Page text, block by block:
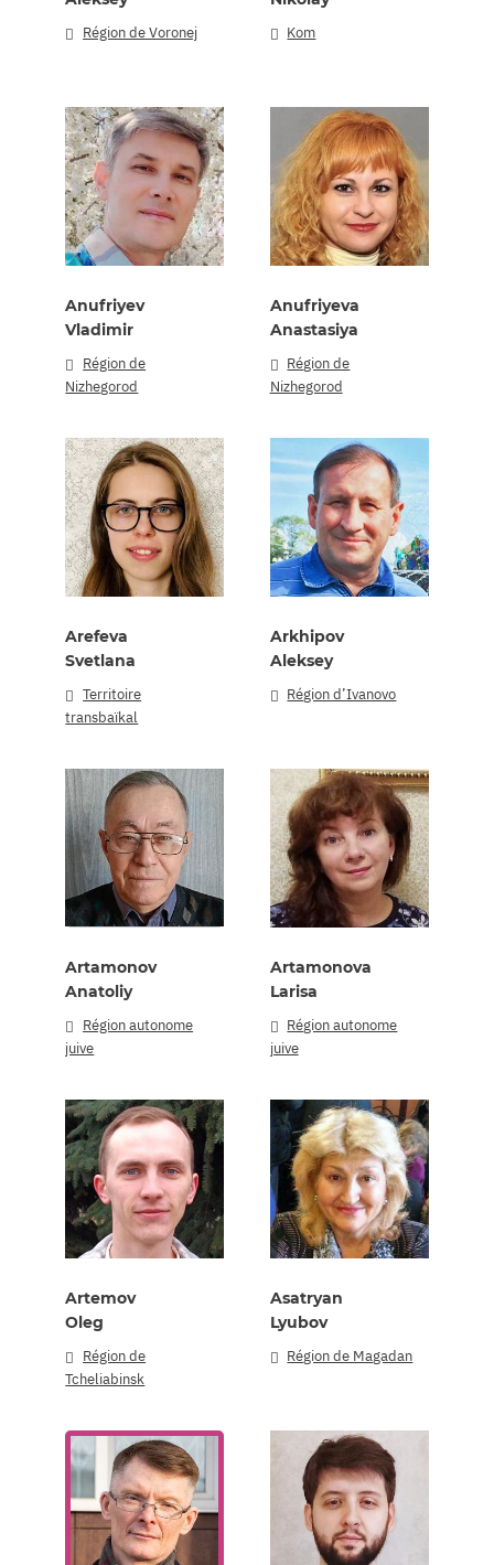
Région de Voronej Kom
Anufriyev
Vladimir
Région de
Nizhegorod
Anufriyeva
Anastasiya
Région de
Nizhegorod
Arefeva
Svetlana
Territoire
transbaïkal
Arkhipov
Aleksey
Région d’Ivanovo
Artamonov
Anatoliy
Région autonome
juive
Artamonova
Larisa
Région autonome
juive
Artemov
Oleg
Région de
Tcheliabinsk
Asatryan
Lyubov
Région de Magadan